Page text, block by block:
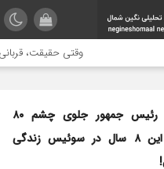
وقتی حقیقت، قربانی
چشم‌بندی آقای رئیس جمهور جلوی چشم ۸۰
میلیون ایرانی/ این ۸ سال در سوئیس زندگی